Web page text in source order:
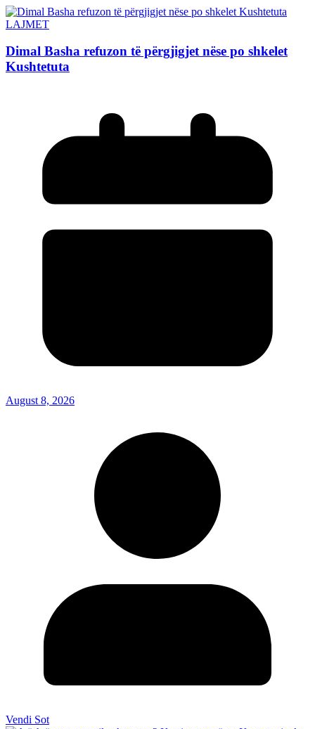
LAJMET
Dimal Basha refuzon të përgjigjet nëse po shkelet
Kushtetuta
August 8, 2026
Vendi Sot